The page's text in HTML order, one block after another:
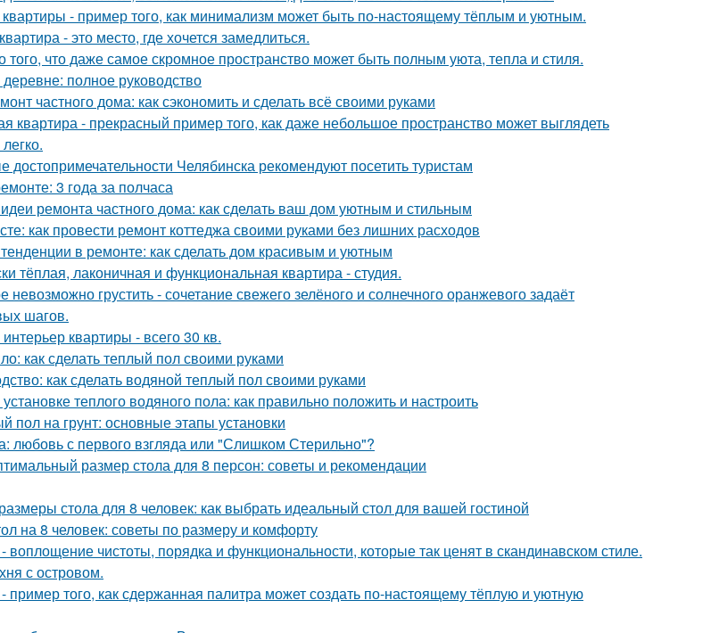
квартиры - пример того, как минимализм может быть по-настоящему тёплым и уютным.
- это место, где хочется замедлиться.
того, что даже самое скромное пространство может быть полным уюта, тепла и стиля.
полное руководство
частного дома: как сэкономить и сделать всё своими руками
квартира - прекрасный пример того, как даже небольшое пространство может выглядеть
достопримечательности Челябинска рекомендуют посетить туристам
3 года за полчаса
ремонта частного дома: как сделать ваш дом уютным и стильным
как провести ремонт коттеджа своими руками без лишних расходов
в ремонте: как сделать дом красивым и уютным
тёплая, лаконичная и функциональная квартира - студия.
невозможно грустить - сочетание свежего зелёного и солнечного оранжевого задаёт
шагов.
квартиры - всего 30 кв.
как сделать теплый пол своими руками
как сделать водяной теплый пол своими руками
теплого водяного пола: как правильно положить и настроить
пол на грунт: основные этапы установки
любовь с первого взгляда или "Слишком Стерильно"?
размер стола для 8 персон: советы и рекомендации
стола для 8 человек: как выбрать идеальный стол для вашей гостиной
на 8 человек: советы по размеру и комфорту
воплощение чистоты, порядка и функциональности, которые так ценят в скандинавском стиле.
с островом.
пример того, как сдержанная палитра может создать по-настоящему тёплую и уютную